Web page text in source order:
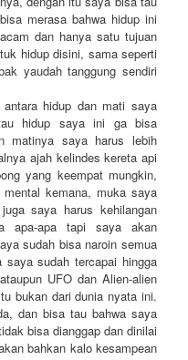
merasa bahwa hidup ini
dan hanya satu tujuan
hidup disini, sama seperti
yaudah tanggung sendiri
hidup dan mati saya
hidup saya ini ga bisa
matinya saya harus lebih
ajah kelindes kereta api
yang keempat mungkin,
kemana, muka saya
saya harus kehilangan
apa-apa tapi saya akan
sudah bisa naroin semua
saya sudah tercapai hingga
UFO dan Alien-alien
bukan dari dunia nyata ini.
dan bisa tau bahwa saya
bisa dianggap dan dinilai
bahkan kalo kesampean